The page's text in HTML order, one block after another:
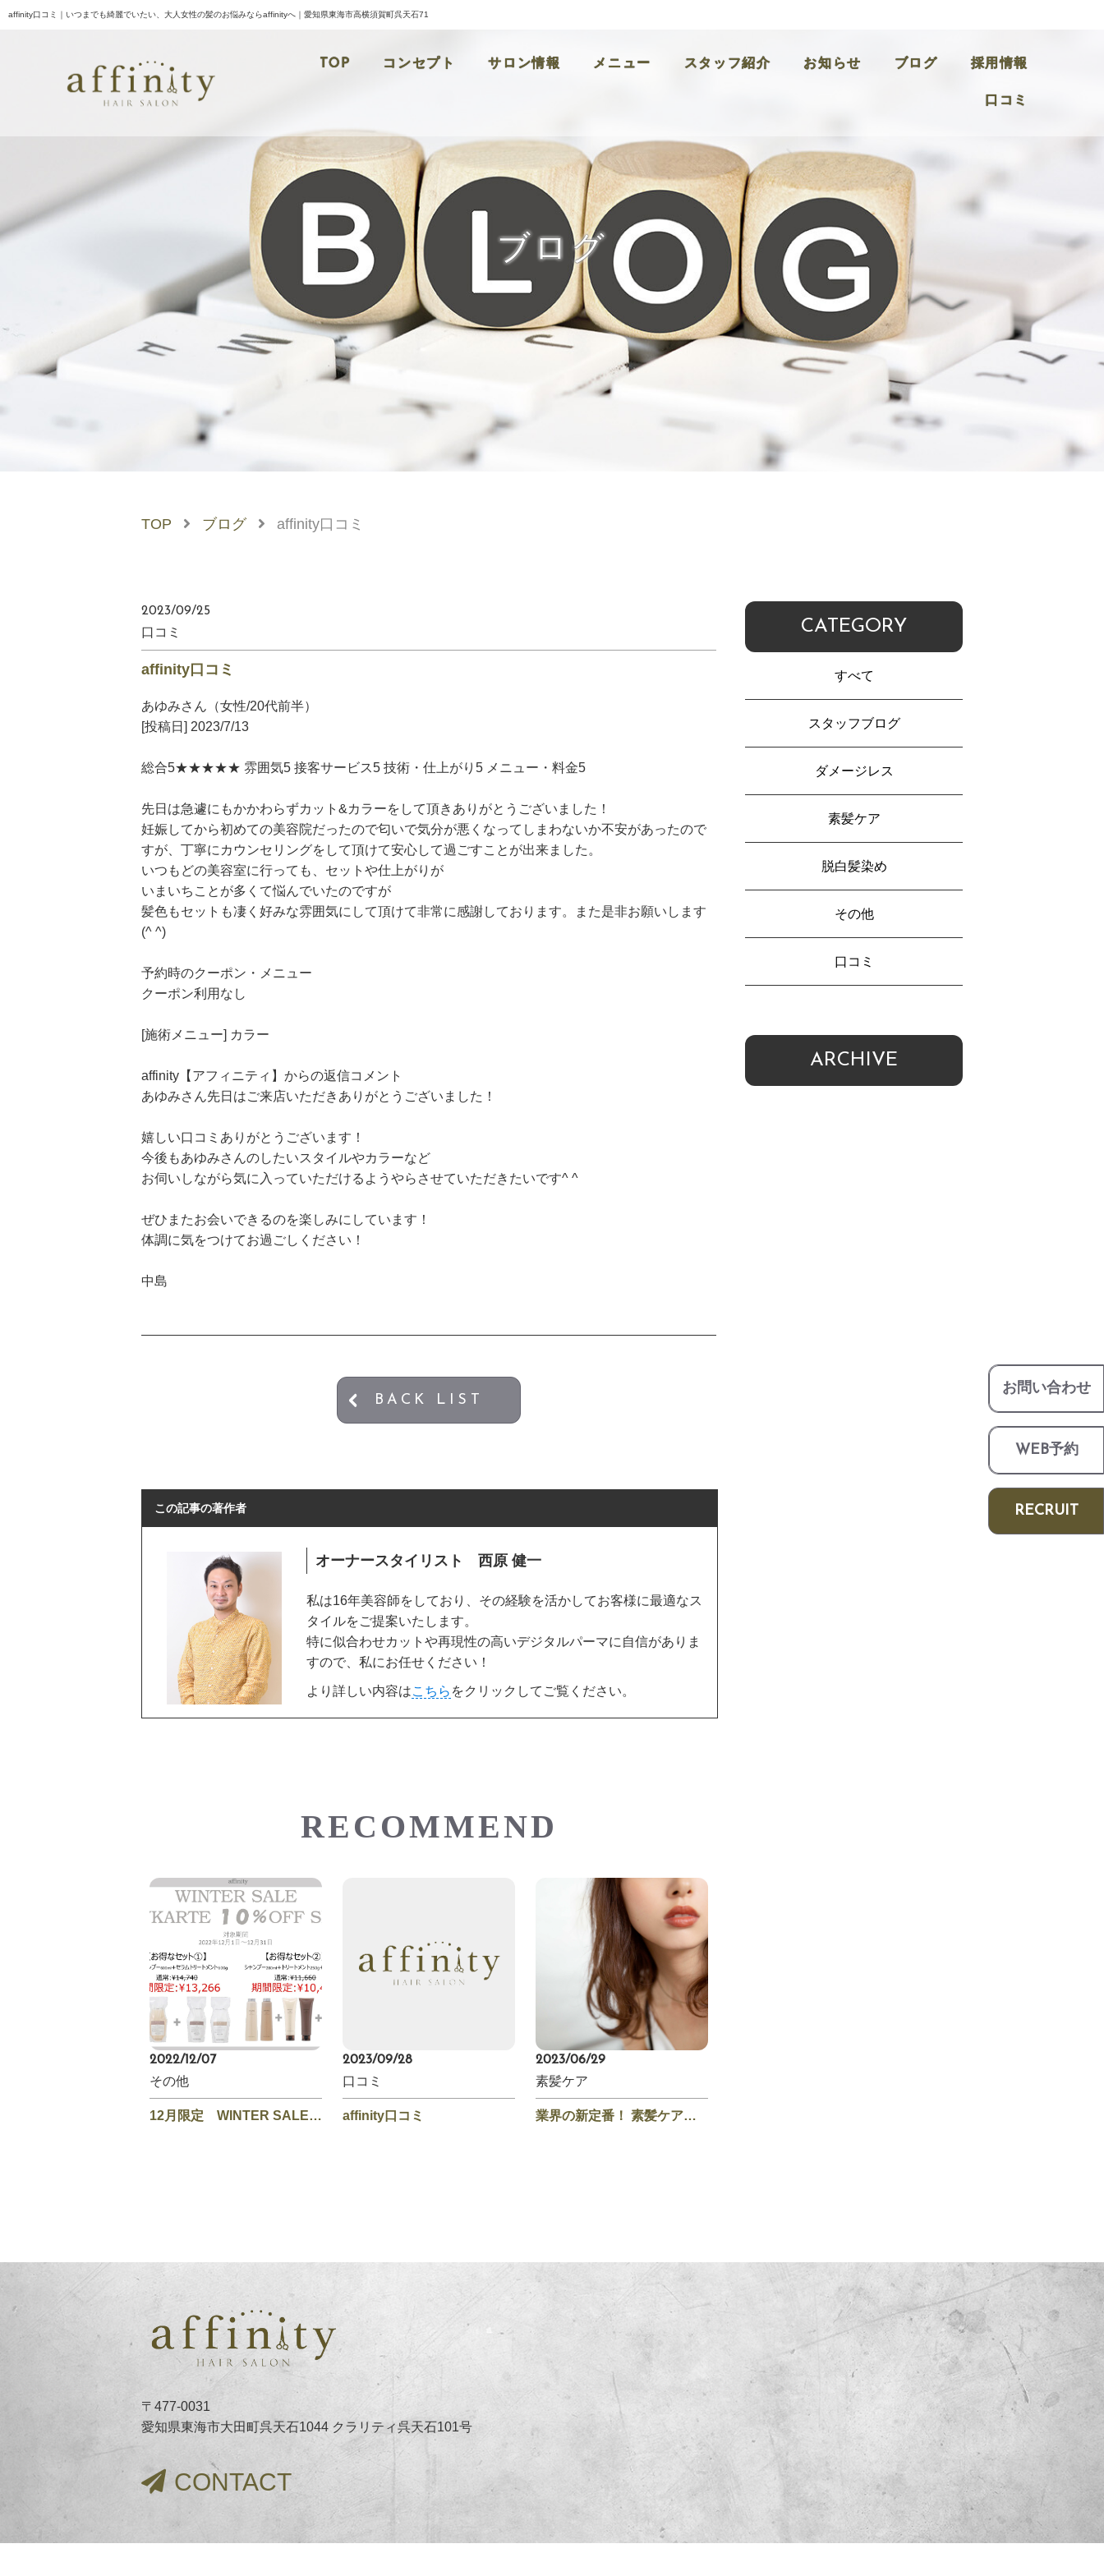
affinity口コミ｜いつまでも綺麗でいたい、大人女性の髪のお悩みならaffinityへ｜愛知県東海市高横須賀町呉天石71
お問い合わせ
WEB予約
RECRUIT
TOP コンセプト サロン情報 メニュー スタッフ紹介 お知らせ ブログ 採用情報
口コミ
ブログ
TOP ブログ affinity口コミ
2023/09/25
口コミ
affinity口コミ
あゆみさん（女性/20代前半）
[投稿日] 2023/7/13
総合5★★★★★ 雰囲気5 接客サービス5 技術・仕上がり5 メニュー・料金5
先日は急遽にもかかわらずカット&カラーをして頂きありがとうございました！
妊娠してから初めての美容院だったので匂いで気分が悪くなってしまわないか不安があったので
すが、丁寧にカウンセリングをして頂けて安心して過ごすことが出来ました。
いつもどの美容室に行っても、セットや仕上がりが
いまいちことが多くて悩んでいたのですが
髪色もセットも凄く好みな雰囲気にして頂けて非常に感謝しております。また是非お願いします
(^ ^)
予約時のクーポン・メニュー
クーポン利用なし
[施術メニュー] カラー
affinity【アフィニティ】からの返信コメント
あゆみさん先日はご来店いただきありがとうございました！
嬉しい口コミありがとうございます！
今後もあゆみさんのしたいスタイルやカラーなど
お伺いしながら気に入っていただけるようやらさせていただきたいです^ ^
ぜひまたお会いできるのを楽しみにしています！
体調に気をつけてお過ごしください！
中島
BACK LIST
この記事の著作者
オーナースタイリスト 西原 健一
私は16年美容師をしており、その経験を活かしてお客様に最適なス
タイルをご提案いたします。
特に似合わせカットや再現性の高いデジタルパーマに自信がありま
すので、私にお任せください！
より詳しい内容はこちら をクリックしてご覧ください。
RECOMMEND
2022/12/07
その他
12月限定 WINTER SALE 開催中
2023/09/28
口コミ
affinity口コミ
2023/06/29
素髪ケア
業界の新定番！ 素髪ケアの魅力と効果を解説
CATEGORY
すべて
スタッフブログ
ダメージレス
素髪ケア
脱白髪染め
その他
口コミ
ARCHIVE
〒477-0031
愛知県東海市大田町呉天石1044 クラリティ呉天石101号
CONTACT